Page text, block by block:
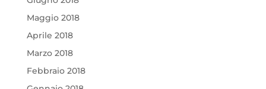
Maggio 2018
Aprile 2018
Marzo 2018
Febbraio 2018